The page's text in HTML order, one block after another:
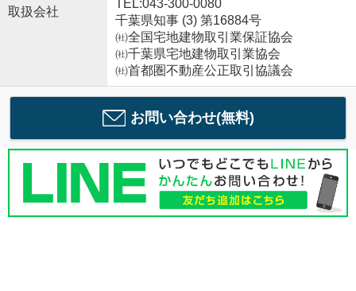
取扱会社
TEL:043-300-0080
千葉県知事 (3) 第16884号
㈳全国宅地建物取引業保証協会
㈳千葉県宅地建物取引業協会
㈳首都圏不動産公正取引協議会
お問い合わせ(無料)